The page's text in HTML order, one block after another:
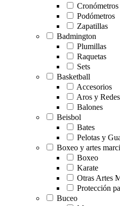
Cronómetros
Podómetros
Zapatillas
Badmington
Plumillas
Raquetas
Sets
Basketball
Accesorios
Aros y Redes
Balones
Beisbol
Bates
Pelotas y
Boxeo y artes
Boxeo
Karate
Otras Artes
Protección
Buceo